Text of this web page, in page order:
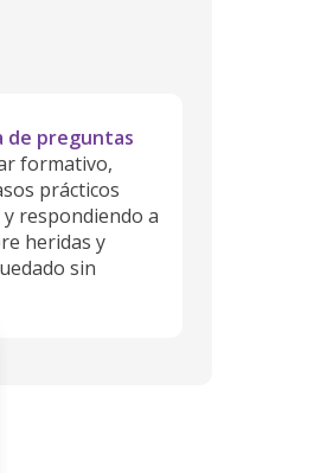
de preguntas
formativo,
prácticos
respondiendo a
heridas y
sin